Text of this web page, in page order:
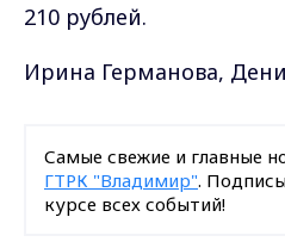
210 рублей.
Ирина Германова,
Самые свежие и главные
ГТРК "Владимир".
курсе всех событий!